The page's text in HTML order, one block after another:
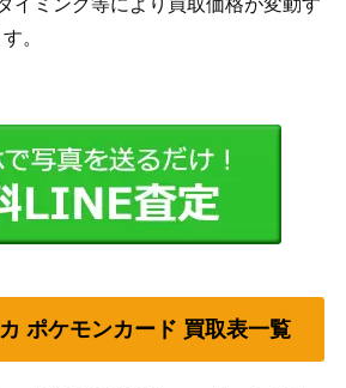
イミング等により買取価格が変動す
。
ポケモンカード 買取表一覧